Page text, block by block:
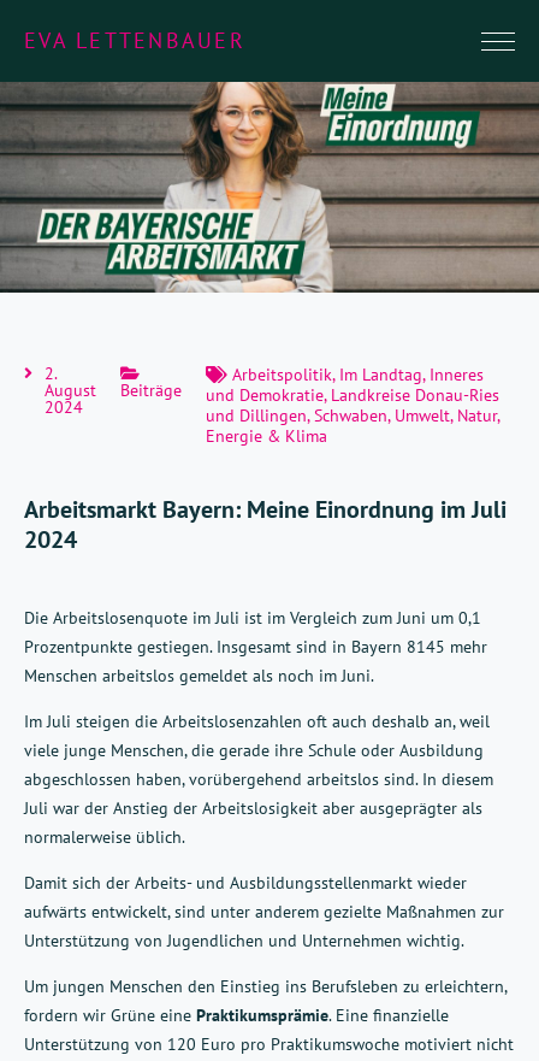
EVA LETTENBAUER
2.
August
2024
Beiträge
Arbeitspolitik, Im Landtag, Inneres
und Demokratie, Landkreise Donau-Ries
und Dillingen,Schwaben, Umwelt, Natur,
Energie & Klima
Arbeitsmarkt Bayern: Meine Einordnung im Juli
2024
Die Arbeitslosenquote im Juli ist im Vergleich zum Juni um 0,1
Prozentpunkte gestiegen. Insgesamt sind in Bayern 8145 mehr
Menschen arbeitslos gemeldet als noch im Juni.
Im Juli steigen die Arbeitslosenzahlen oft auch deshalb an, weil
viele junge Menschen, die gerade ihre Schule oder Ausbildung
abgeschlossen haben, vorübergehend arbeitslos sind. In diesem
Juli war der Anstieg der Arbeitslosigkeit aber ausgeprägter als
normalerweise üblich.
Damit sich der Arbeits- und Ausbildungsstellenmarkt wieder
aufwärts entwickelt, sind unter anderem gezielte Maßnahmen zur
Unterstützung von Jugendlichen und Unternehmen wichtig.
Um jungen Menschen den Einstieg ins Berufsleben zu erleichtern,
fordern wir Grüne eine Praktikumsprämie. Eine finanzielle
Unterstützung von 120 Euro pro Praktikumswoche motiviert nicht